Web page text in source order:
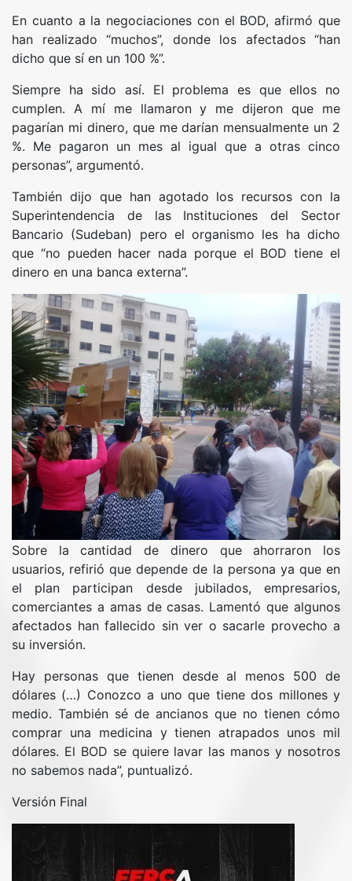
En cuanto a la negociaciones con el BOD, afirmó que
han realizado “muchos”, donde los afectados “han
dicho que sí en un 100 %”.
Siempre ha sido así. El problema es que ellos no
cumplen. A mí me llamaron y me dijeron que me
pagarían mi dinero, que me darían mensualmente un 2
%. Me pagaron un mes al igual que a otras cinco
personas”, argumentó.
También dijo que han agotado los recursos con la
Superintendencia de las Instituciones del Sector
Bancario (Sudeban) pero el organismo les ha dicho
que “no pueden hacer nada porque el BOD tiene el
dinero en una banca externa”.
Sobre la cantidad de dinero que ahorraron los
usuarios, refirió que depende de la persona ya que en
el plan participan desde jubilados, empresarios,
comerciantes a amas de casas. Lamentó que algunos
afectados han fallecido sin ver o sacarle provecho a
su inversión.
Hay personas que tienen desde al menos 500 de
dólares (…) Conozco a uno que tiene dos millones y
medio. También sé de ancianos que no tienen cómo
comprar una medicina y tienen atrapados unos mil
dólares. El BOD se quiere lavar las manos y nosotros
no sabemos nada”, puntualizó.
Versión Final